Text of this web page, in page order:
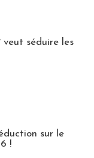
séduire les
sur le
!